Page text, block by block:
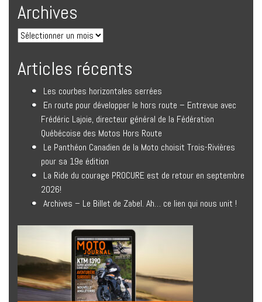
Archives
Articles récents
Les courbes horizontales serrées
En route pour développer le hors route – Entrevue avec
Frédéric Lajoie, directeur général de la Fédération
Québécoise des Motos Hors Route
Le Panthéon Canadien de la Moto choisit Trois-Rivières
pour sa 19e édition
La Ride du courage PROCURE est de retour en septembre
2026!
Archives – Le Billet de Zabel. Ah… ce lien qui nous unit !